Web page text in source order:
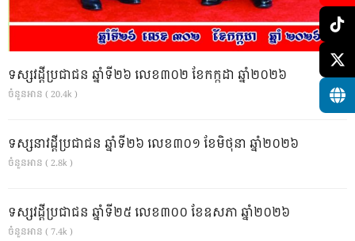
ទស្សវដ្តីប្រជាជន ឆ្នាំទី២៦ លេខ៣០២ ខែកក្កដា ឆ្នាំ២០២៦
ចំនួនអាន ( 20.4k )
ទស្សនាវដ្ដីប្រជាជន ឆ្នាំទី២៦ លេខ៣០១ ខែមិថុនា ឆ្នាំ២០២៦
ចំនួនអាន ( 2.8k )
ទស្សវដ្តីប្រជាជន ឆ្នាំទី២៥ លេខ៣០០ ខែឧសភា ឆ្នាំ២០២៦
ចំនួនអាន ( 7.4k )